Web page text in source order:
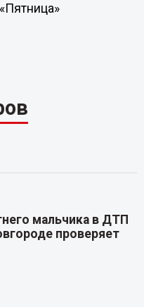
мальчика в ДТП
проверяет